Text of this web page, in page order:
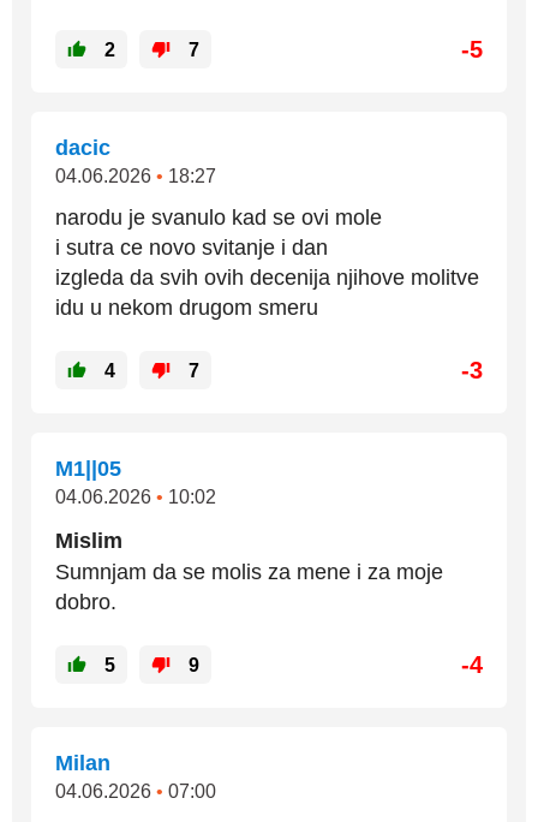
2 7 -5
dacic
04.06.2026 • 18:27
narodu je svanulo kad se ovi mole
i sutra ce novo svitanje i dan
izgleda da svih ovih decenija njihove molitve
idu u nekom drugom smeru
4 7 -3
M1||05
04.06.2026 • 10:02
Mislim
Sumnjam da se molis za mene i za moje
dobro.
5 9 -4
Milan
04.06.2026 • 07:00